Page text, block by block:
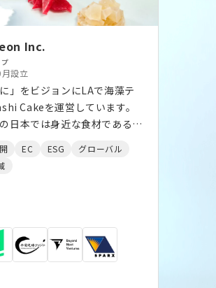
Inc.
設立
」をビジョンにLAで海藻テ
Cakeを運営しています。
日本では身近な食材である海
るだけでなく、養殖過程にお
れるCO2の30％を吸収し、世
びている食材の一つです。
最も安定した海藻加工技術を
をUSに手配ができるように
しさの大切な構成要素のビタ
法で、海藻臭さを全く感じ
EC ESG
グローバル